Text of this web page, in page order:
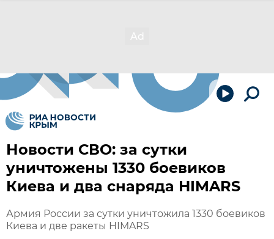
Новости СВО: за сутки
уничтожены 1330 боевиков
Киева и два снаряда HIMARS
Армия России за сутки уничтожила 1330 боевиков
Киева и две ракеты HIMARS